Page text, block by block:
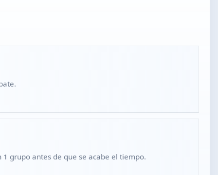
1 grupo antes de que se acabe el tiempo.